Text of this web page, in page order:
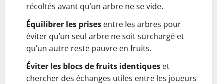
récoltés avant qu’un arbre ne se vide.
Équilibrer les prises entre les arbres pour
éviter qu’un seul arbre ne soit surchargé et
qu’un autre reste pauvre en fruits.
Éviter les blocs de fruits identiques et
chercher des échanges utiles entre les joueurs